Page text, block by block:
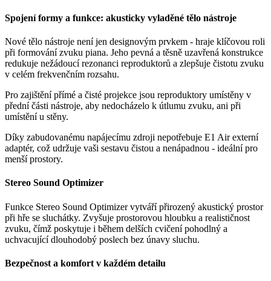
Spojení formy a funkce: akusticky vyladěné tělo nástroje
Nové tělo nástroje není jen designovým prvkem - hraje klíčovou roli
při formování zvuku piana. Jeho pevná a těsně uzavřená konstrukce
redukuje nežádoucí rezonanci reproduktorů a zlepšuje čistotu zvuku
v celém frekvenčním rozsahu.
Pro zajištění přímé a čisté projekce jsou reproduktory umístěny v
přední části nástroje, aby nedocházelo k útlumu zvuku, ani při
umístění u stěny.
Díky zabudovanému napájecímu zdroji nepotřebuje E1 Air externí
adaptér, což udržuje vaši sestavu čistou a nenápadnou - ideální pro
menší prostory.
Stereo Sound Optimizer
Funkce Stereo Sound Optimizer vytváří přirozený akustický prostor
při hře se sluchátky. Zvyšuje prostorovou hloubku a realističnost
zvuku, čímž poskytuje i během delších cvičení pohodlný a
uchvacující dlouhodobý poslech bez únavy sluchu.
Bezpečnost a komfort v každém detailu